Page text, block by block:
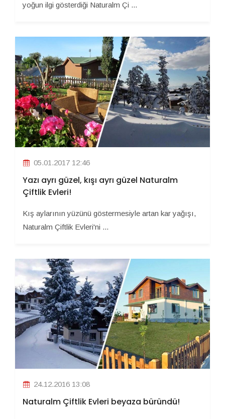
yoğun ilgi gösterdiği Naturalm Çi ...
05.01.2017 12:46
Yazı ayrı güzel, kışı ayrı güzel Naturalm
Çiftlik Evleri!
Kış aylarının yüzünü göstermesiyle artan kar yağışı,
Naturalm Çiftlik Evleri'ni ...
24.12.2016 13:08
Naturalm Çiftlik Evleri beyaza büründü!